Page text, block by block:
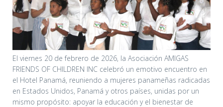
El viernes 20 de febrero de 2026, la Asociación AMIGAS
FRIENDS OF CHILDREN INC celebró un emotivo encuentro en
el Hotel Panamá, reuniendo a mujeres panameñas radicadas
en Estados Unidos, Panamá y otros países, unidas por un
mismo propósito: apoyar la educación y el bienestar de